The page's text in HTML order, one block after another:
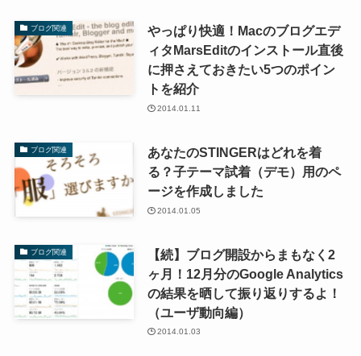
ブログ関連
やっぱり快適！Macのブログエデ
ィタMarsEditのインストール直後
に押さえておきたい5つのポイン
トを紹介
2014.01.11
ブログ関連
あなたのSTINGERはどれを着
る？子テーマ試着（デモ）用のペ
ージを作成しました
2014.01.05
ブログ関連
【続】ブログ開設からまもなく2
ヶ月！12月分のGoogle Analytics
の結果を晒して振り返りするよ！
（ユーザ動向編）
2014.01.03